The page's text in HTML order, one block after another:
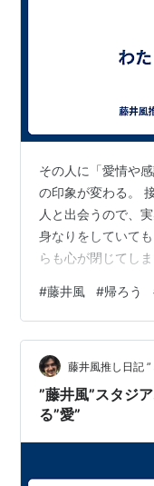
その人に「愛情や
の印象が変わる。
人と出会うので、
身なりをしていて
らも心が閉じてし
いたくなんかねー
うせなら、
ないか！ 皆が皆、
いから、善悪では
いのなら、自分か
ね。 繋がるのを諦
#藤井風 #帰ろう
藤井風推し日記
”藤井風”スタジ
る”愛”